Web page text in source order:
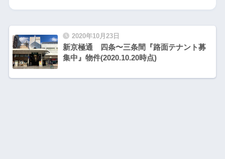
2020年10月23日
新京極通 四条〜三条間『路面テナント募
集中』物件(2020.10.20時点)